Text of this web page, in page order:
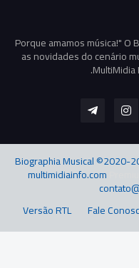
"Porque amamos música!"
as novidades do cenário
Biographia Musical ©2020-
multimidiainfo.com
Fale
Versão RTL